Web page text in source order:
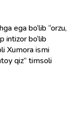
ega bo‘lib “orzu,
intizor bo‘lib
Xumora ismi
qiz” timsoli